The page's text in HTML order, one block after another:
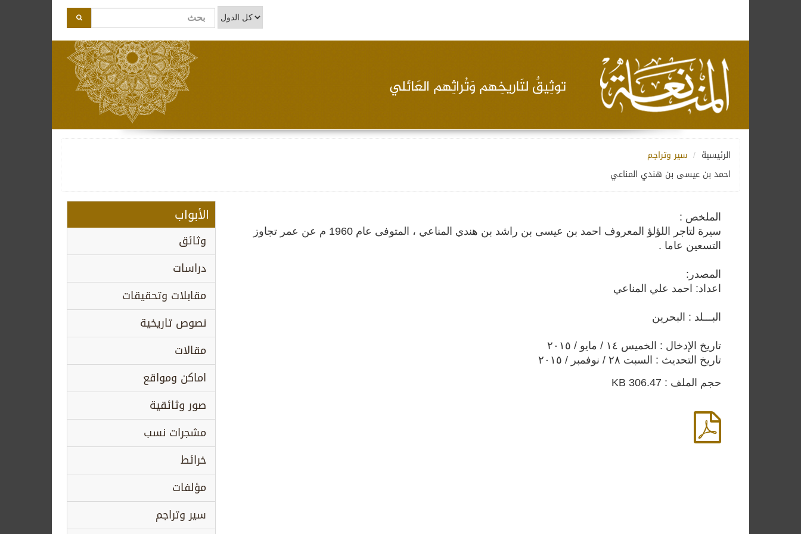
الأبواب
وثائق
دراسات
مقابلات وتحقيقات
نصوص تاريخية
مقالات
اماكن ومواقع
صور وثائقية
مشجرات نسب
خرائط
مؤلفات
سير وتراجم
الرئيسية
سير وتراجم
احمد بن عيسى بن هندي المناعي
الملخص :
سيرة لتاجر اللؤلؤ المعروف احمد بن عيسى بن راشد بن هندي المناعي ، المتوفى عام 1960 م عن عمر تجاوز
التسعين عاما .
المصدر:
اعداد: احمد علي المناعي
البـــلد : البحرين
تاريخ الإدخال : الخميس ١٤ / مايو / ٢٠١٥
تاريخ التحديث : السبت ٢٨ / نوفمبر / ٢٠١٥
حجم الملف : 306.47 KB